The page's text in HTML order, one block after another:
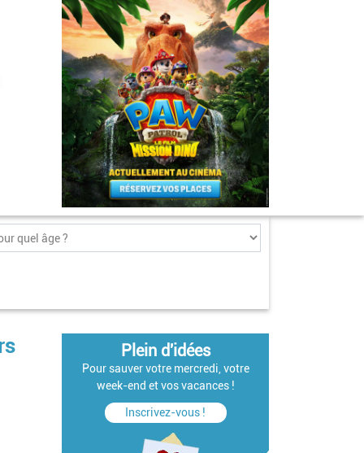
Plein d'idées
Pour sauver votre mercredi, votre
week-end et vos vacances !
Inscrivez-vous !